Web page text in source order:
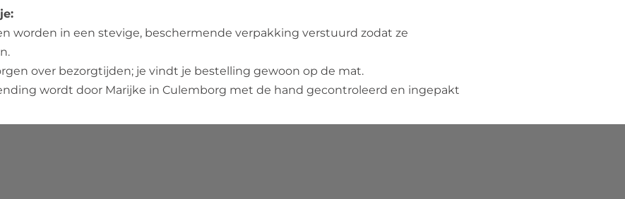
worden in een stevige, beschermende verpakking verstuurd zodat ze
over bezorgtijden; je vindt je bestelling gewoon op de mat.
wordt door Marijke in Culemborg met de hand gecontroleerd en ingepakt